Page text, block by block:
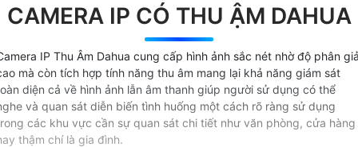
CAMERA IP CÓ THU ẬM DAHUA
IP Thu Âm Dahua cung cấp hình ảnh sắc nét nhờ độ phân
mà còn tích hợp tính năng thu âm mang lại khả năng giám sát
diện cả về hình ảnh lẫn âm thanh giúp người sử dụng có thể
và quan sát diễn biến tình huống một cách rõ ràng sử dụng
các khu vực cần sự quan sát chi tiết như văn phòng, cửa hàng
thậm chí là gia đình.